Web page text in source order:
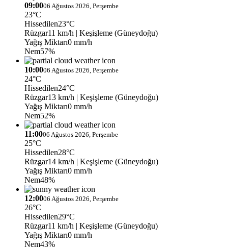
09:0006 Ağustos 2026, Perşembe
23°C
Hissedilen23°C
Rüzgar11 km/h | Keşişleme (Güneydoğu)
Yağış Miktarı0 mm/h
Nem57%
10:0006 Ağustos 2026, Perşembe
24°C
Hissedilen24°C
Rüzgar13 km/h | Keşişleme (Güneydoğu)
Yağış Miktarı0 mm/h
Nem52%
11:0006 Ağustos 2026, Perşembe
25°C
Hissedilen28°C
Rüzgar14 km/h | Keşişleme (Güneydoğu)
Yağış Miktarı0 mm/h
Nem48%
12:0006 Ağustos 2026, Perşembe
26°C
Hissedilen29°C
Rüzgar11 km/h | Keşişleme (Güneydoğu)
Yağış Miktarı0 mm/h
Nem43%